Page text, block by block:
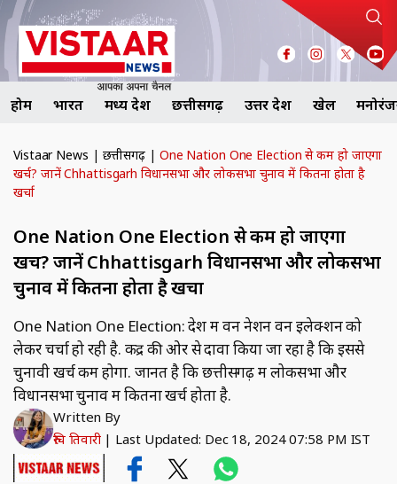
होम भारत मध्य प्रदेश छत्तीसगढ़ उत्तर प्रदेश खेल
Vistaar News | छत्तीसगढ़ | One Nation One Election से कम हो जाएगा
खर्च? जानें Chhattisgarh विधानसभा और लोकसभा चुनाव में कितना होता है
खर्चा
One Nation One Election से कम हो जाएगा
खर्च? जानें Chhattisgarh विधानसभा और लोकसभा
चुनाव में कितना होता है खर्चा
One Nation One Election: देश में वन नेशन वन इलेक्शन को
लेकर चर्चा हो रही है. केंद्र की ओर से दावा किया जा रहा है कि इससे
चुनावी खर्च कम होगा. जानतें है कि छत्तीसगढ़ में लोकसभा और
विधानसभा चुनाव में कितना खर्च होता है.
Written By
रुचि तिवारी| Last Updated: Dec 18, 2024 07:58 PM IST